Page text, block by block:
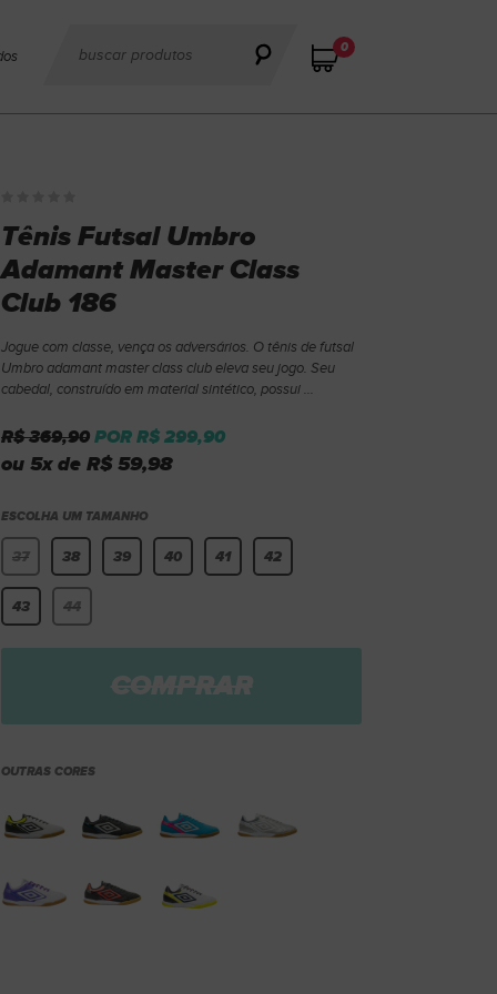
0
Tênis Futsal Umbro
Adamant Master Class
Club 186
Jogue com classe, vença os adversários. O tênis de futsal
Umbro adamant master class club eleva seu jogo. Seu
cabedal, construído em material sintético, possui ...
R$ 369,90 POR R$ 299,90
ou 5x de R$ 59,98
ESCOLHA UM TAMANHO
37 38 39 40 41 42
43 44
COMPRAR
OUTRAS CORES